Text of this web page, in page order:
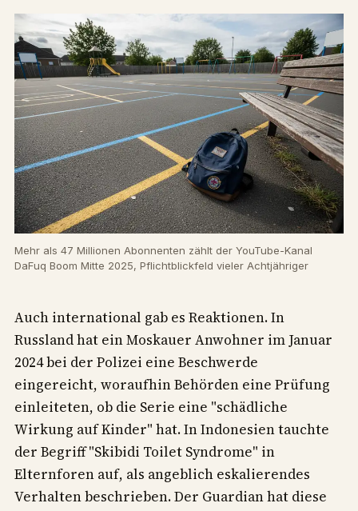
Mehr als 47 Millionen Abonnenten zählt der YouTube-Kanal
DaFuq Boom Mitte 2025, Pflichtblickfeld vieler Achtjähriger
Auch international gab es Reaktionen. In
Russland hat ein Moskauer Anwohner im Januar
2024 bei der Polizei eine Beschwerde
eingereicht, woraufhin Behörden eine Prüfung
einleiteten, ob die Serie eine "schädliche
Wirkung auf Kinder" hat. In Indonesien tauchte
der Begriff "Skibidi Toilet Syndrome" in
Elternforen auf, als angeblich eskalierendes
Verhalten beschrieben. Der Guardian hat diese